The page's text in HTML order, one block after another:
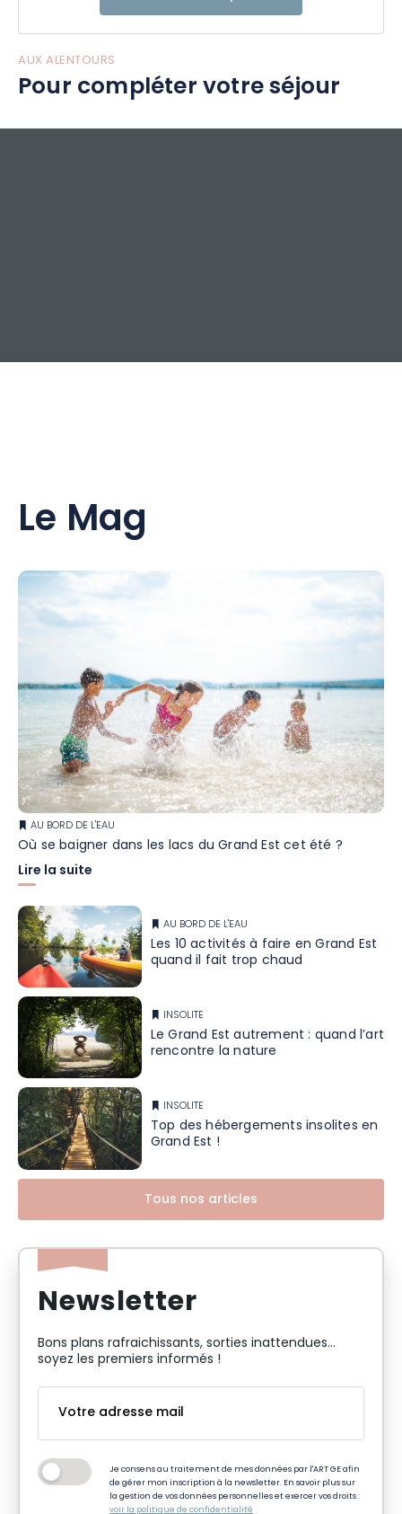
AUX ALENTOURS
Pour compléter votre séjour
Le Mag
AU BORD DE L'EAU
Où se baigner dans les lacs du Grand Est cet été ?
Lire la suite
AU BORD DE L'EAU
Les 10 activités à faire en Grand Est
quand il fait trop chaud
INSOLITE
Le Grand Est autrement : quand l’art
rencontre la nature
INSOLITE
Top des hébergements insolites en
Grand Est !
Tous nos articles
Newsletter
Bons plans rafraichissants, sorties inattendues…
soyez les premiers informés !
Je consens au traitement de mes données par l'ART GE afin
de gérer mon inscription à la newsletter. En savoir plus sur
la gestion de vos données personnelles et exercer vos droits :
voir la politique de confidentialité